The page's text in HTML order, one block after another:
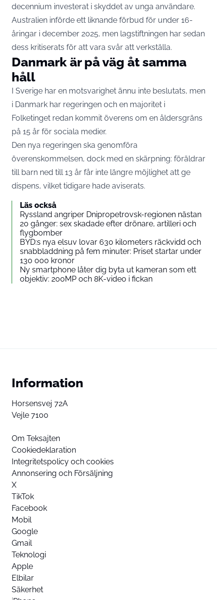
decennium investerat i skyddet av unga användare.
Australien införde ett liknande förbud för under 16-
åringar i december 2025, men lagstiftningen har sedan
dess kritiserats för att vara svår att verkställa.
Danmark är på väg åt samma
håll
I Sverige har en motsvarighet ännu inte beslutats, men
i Danmark har regeringen och en majoritet i
Folketinget redan kommit överens om en åldersgräns
på 15 år för sociala medier.
Den nya regeringen ska genomföra
överenskommelsen, dock med en skärpning: föräldrar
till barn ned till 13 år får inte längre möjlighet att ge
dispens, vilket tidigare hade aviserats.
Läs också
Ryssland angriper Dnipropetrovsk-regionen nästan
20 gånger: sex skadade efter drönare, artilleri och
flygbomber
BYD:s nya elsuv lovar 630 kilometers räckvidd och
snabbladdning på fem minuter: Priset startar under
130 000 kronor
Ny smartphone låter dig byta ut kameran som ett
objektiv: 200MP och 8K-video i fickan
Information
Horsensvej 72A
Vejle 7100
Om Teksajten
Cookiedeklaration
Integritetspolicy och cookies
Annonsering och Försäljning
X
TikTok
Facebook
Mobil
Google
Gmail
Teknologi
Apple
Elbilar
Säkerhet